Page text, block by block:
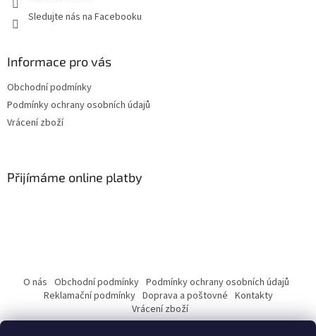
Sledujte nás na Facebooku
Informace pro vás
Obchodní podmínky
Podmínky ochrany osobních údajů
Vrácení zboží
Přijímáme online platby
O nás Obchodní podmínky Podmínky ochrany osobních údajů
Reklamační podmínky Doprava a poštovné Kontakty
Vrácení zboží